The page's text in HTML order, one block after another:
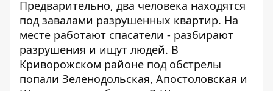
Предварительно, два человека находятся
под завалами разрушенных квартир. На
месте работают спасатели - разбирают
разрушения и ищут людей. В
Криворожском районе под обстрелы
попали Зеленодольская, Апостоловская и